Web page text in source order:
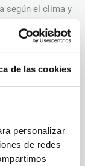
de las cookies
personalizar
de redes
según el clima y
y locales con